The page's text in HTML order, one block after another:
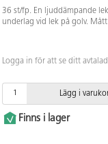
36 st/fp. En ljuddämpande
underlag vid lek på golv.
Logga in för att se ditt
Lägg i
Finns i lager